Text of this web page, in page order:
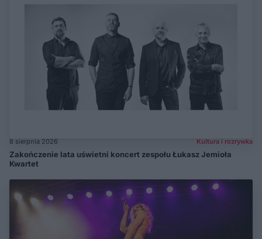
8 sierpnia 2026 Kultura i rozrywka
Zakończenie lata uświetni koncert zespołu Łukasz Jemioła
Kwartet